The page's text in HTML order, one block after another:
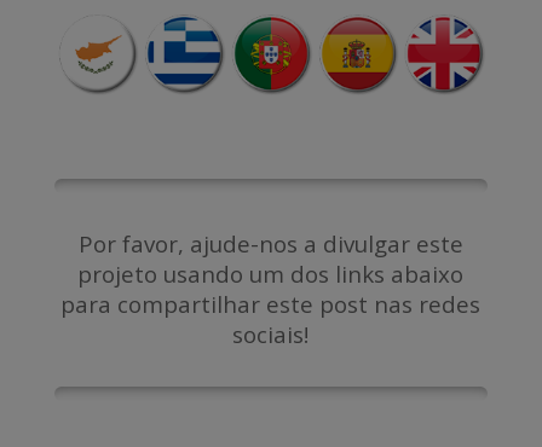
Por favor, ajude-nos a divulgar este
projeto usando um dos links abaixo
para compartilhar este post nas redes
sociais!